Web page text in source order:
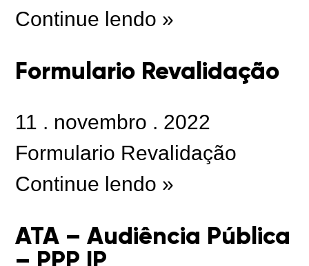
Continue lendo »
Formulario Revalidação
11 . novembro . 2022
Formulario Revalidação
Continue lendo »
ATA – Audiência Pública
– PPP IP